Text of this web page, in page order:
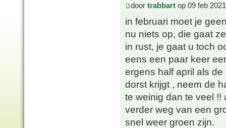
door trabbart op 09 feb
in februari moet je
nu niets op, die gaat
in rust, je gaat u toch
eens een paar keer
ergens half april als
dorst krijgt , neem de
te weinig dan te veel
verder weg van een
snel weer groen zijn.